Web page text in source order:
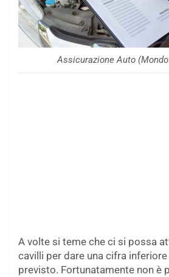
Assicurazione Auto
A volte si teme che ci si possa
cavilli per dare una cifra
previsto. Fortunatamente non è